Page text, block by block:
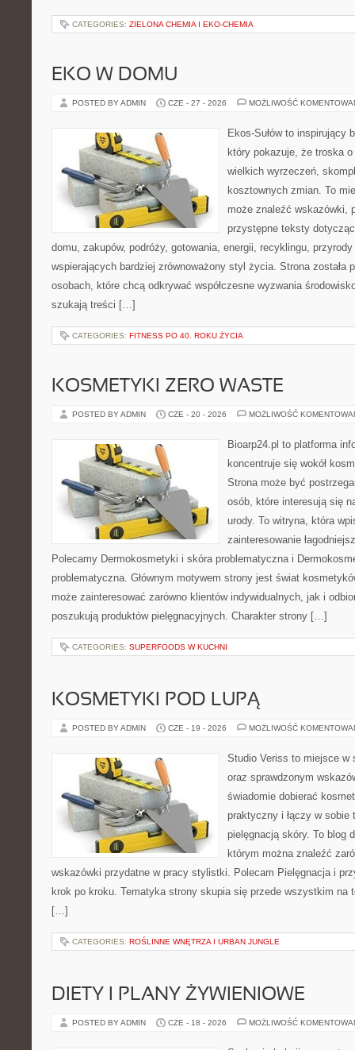
CATEGORIES: ZIELONA CHEMIA I EKO-CHEMIA
EKO W DOMU
POSTED BY ADMIN CZE - 27 - 2026 MOŻLIWOŚĆ
Ekos-Sułów to inspirujący
który pokazuje, że troska
wielkich wyrzeczeń,
kosztownych zmian. To
może znaleźć wskazówki,
przystępne teksty
domu, zakupów, podróży, gotowania, energii, recyklingu,
wspierających bardziej zrównoważony styl życia. Strona została
osobach, które chcą odkrywać współczesne wyzwania
szukają treści […]
CATEGORIES: FITNESS PO 40. ROKU ŻYCIA
KOSMETYKI ZERO WASTE
POSTED BY ADMIN CZE - 20 - 2026 MOŻLIWOŚĆ
Bioarp24.pl to platforma
koncentruje się wokół
Strona może być
osób, które interesują się
urody. To witryna, która
zainteresowanie
Polecamy Dermokosmetyki i skóra problematyczna i
problematyczna. Głównym motywem strony jest świat
może zainteresować zarówno klientów indywidualnych, jak i
poszukują produktów pielęgnacyjnych. Charakter strony […]
CATEGORIES: SUPERFOODS W KUCHNI
KOSMETYKI POD LUPĄ
POSTED BY ADMIN CZE - 19 - 2026 MOŻLIWOŚĆ
Studio Veriss to miejsce w
oraz sprawdzonym
świadomie dobierać
praktyczny i łączy w sobie
pielęgnacją skóry. To blog
którym można znaleźć
wskazówki przydatne w pracy stylistki. Polecam Pielęgnacja i
krok po kroku. Tematyka strony skupia się przede wszystkim na
[…]
CATEGORIES: ROŚLINNE WNĘTRZA I URBAN JUNGLE
DIETY I PLANY ŻYWIENIOWE
POSTED BY ADMIN CZE - 18 - 2026 MOŻLIWOŚĆ